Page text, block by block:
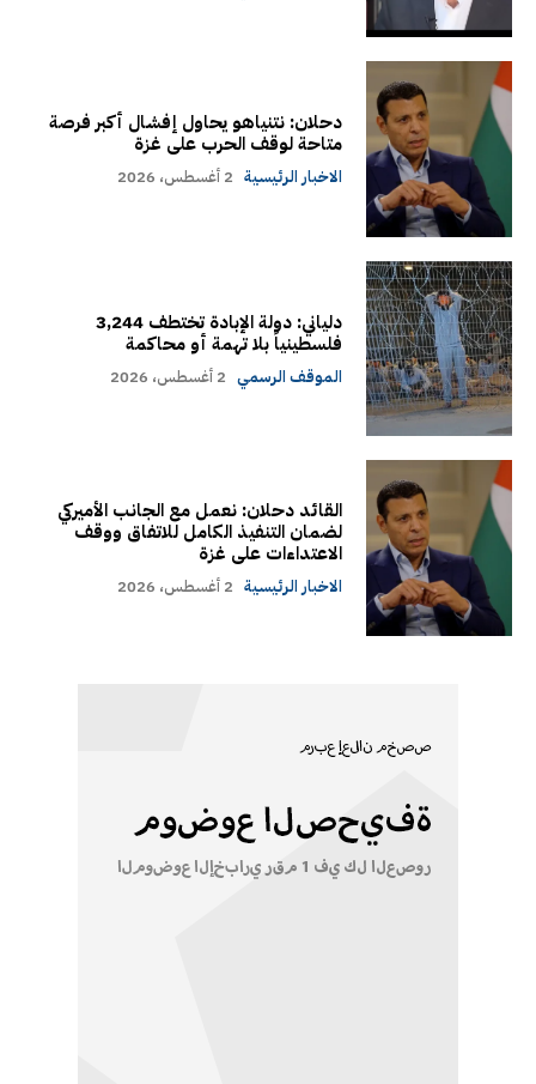
دحلان: نتنياهو يحاول إفشال أكبر فرصة
متاحة لوقف الحرب على غزة
الاخبار الرئيسية 2 أغسطس، 2026
دلياني: دولة الإبادة تختطف 3,244
فلسطينياً بلا تهمة أو محاكمة
الموقف الرسمي 2 أغسطس، 2026
القائد دحلان: نعمل مع الجانب الأميركي
لضمان التنفيذ الكامل للاتفاق ووقف
الاعتداءات على غزة
الاخبار الرئيسية 2 أغسطس، 2026